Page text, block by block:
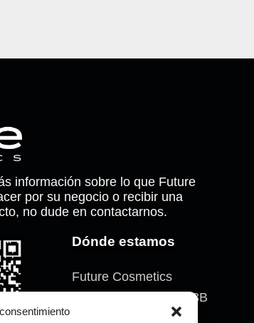
información sobre lo que Future
por su negocio o recibir una
no dude en contactarnos.
Dónde estamos
Future Cosmetics
Torrent Can Mateu, 33B